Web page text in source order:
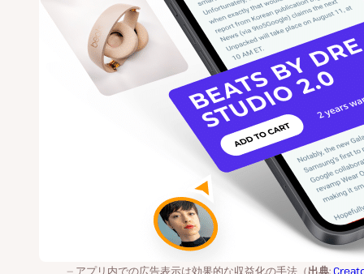
アプリ内での広告表示は効果的な収益化の手法（出典: